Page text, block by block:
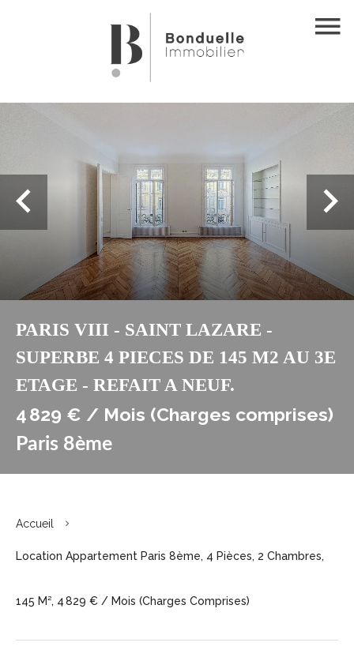
PARIS VIII - SAINT LAZARE -
SUPERBE 4 PIECES DE 145 M2 AU 3E
ETAGE - REFAIT A NEUF.
4 829 € / Mois (Charges comprises)
Paris 8ème
Accueil
Location Appartement Paris 8ème, 4 Pièces, 2 Chambres,
145 M², 4 829 € / Mois (Charges Comprises)